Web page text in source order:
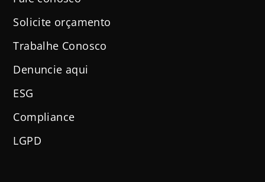
Solicite orçamento
Trabalhe Conosco
Denuncie aqui
ESG
Compliance
LGPD